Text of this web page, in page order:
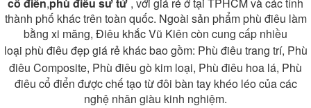
cổ điển,phù điêu sư tử , với giá rẻ ở tại TPHCM và các tỉnh
thành phố khác trên toàn quốc. Ngoài sản phẩm phù điêu làm
bằng xi măng, Điêu khắc Vũ Kiên còn cung cấp nhiều
loại phù điêu đẹp giá rẻkhác bao gồm: Phù điêu trang trí, Phù
điêu Composite, Phù điêu gò kim loại, Phù điêu hoa lá, Phù
điêu cổ điển được chế tạo từ đôi bàn tay khéo léo của các
nghệ nhân giàu kinh nghiệm.